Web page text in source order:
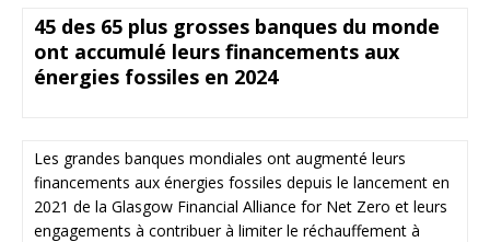
45 des 65 plus grosses banques du monde
ont accumulé leurs financements aux
énergies fossiles en 2024
Les grandes banques mondiales ont augmenté leurs
financements aux énergies fossiles depuis le lancement en
2021 de la Glasgow Financial Alliance for Net Zero et leurs
engagements à contribuer à limiter le réchauffement à